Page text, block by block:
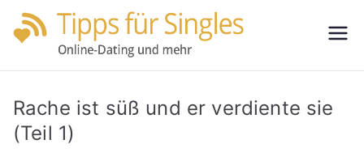
Zum
Inhalt
für
Rache ist süß und er verdiente sie
(Teil 1)